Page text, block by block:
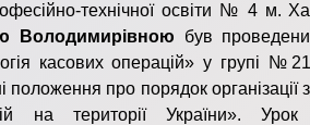
технічної освіти № 4 м.
Володимирівною був
касових операцій» у групі
положення про порядок організації
на території України». Урок